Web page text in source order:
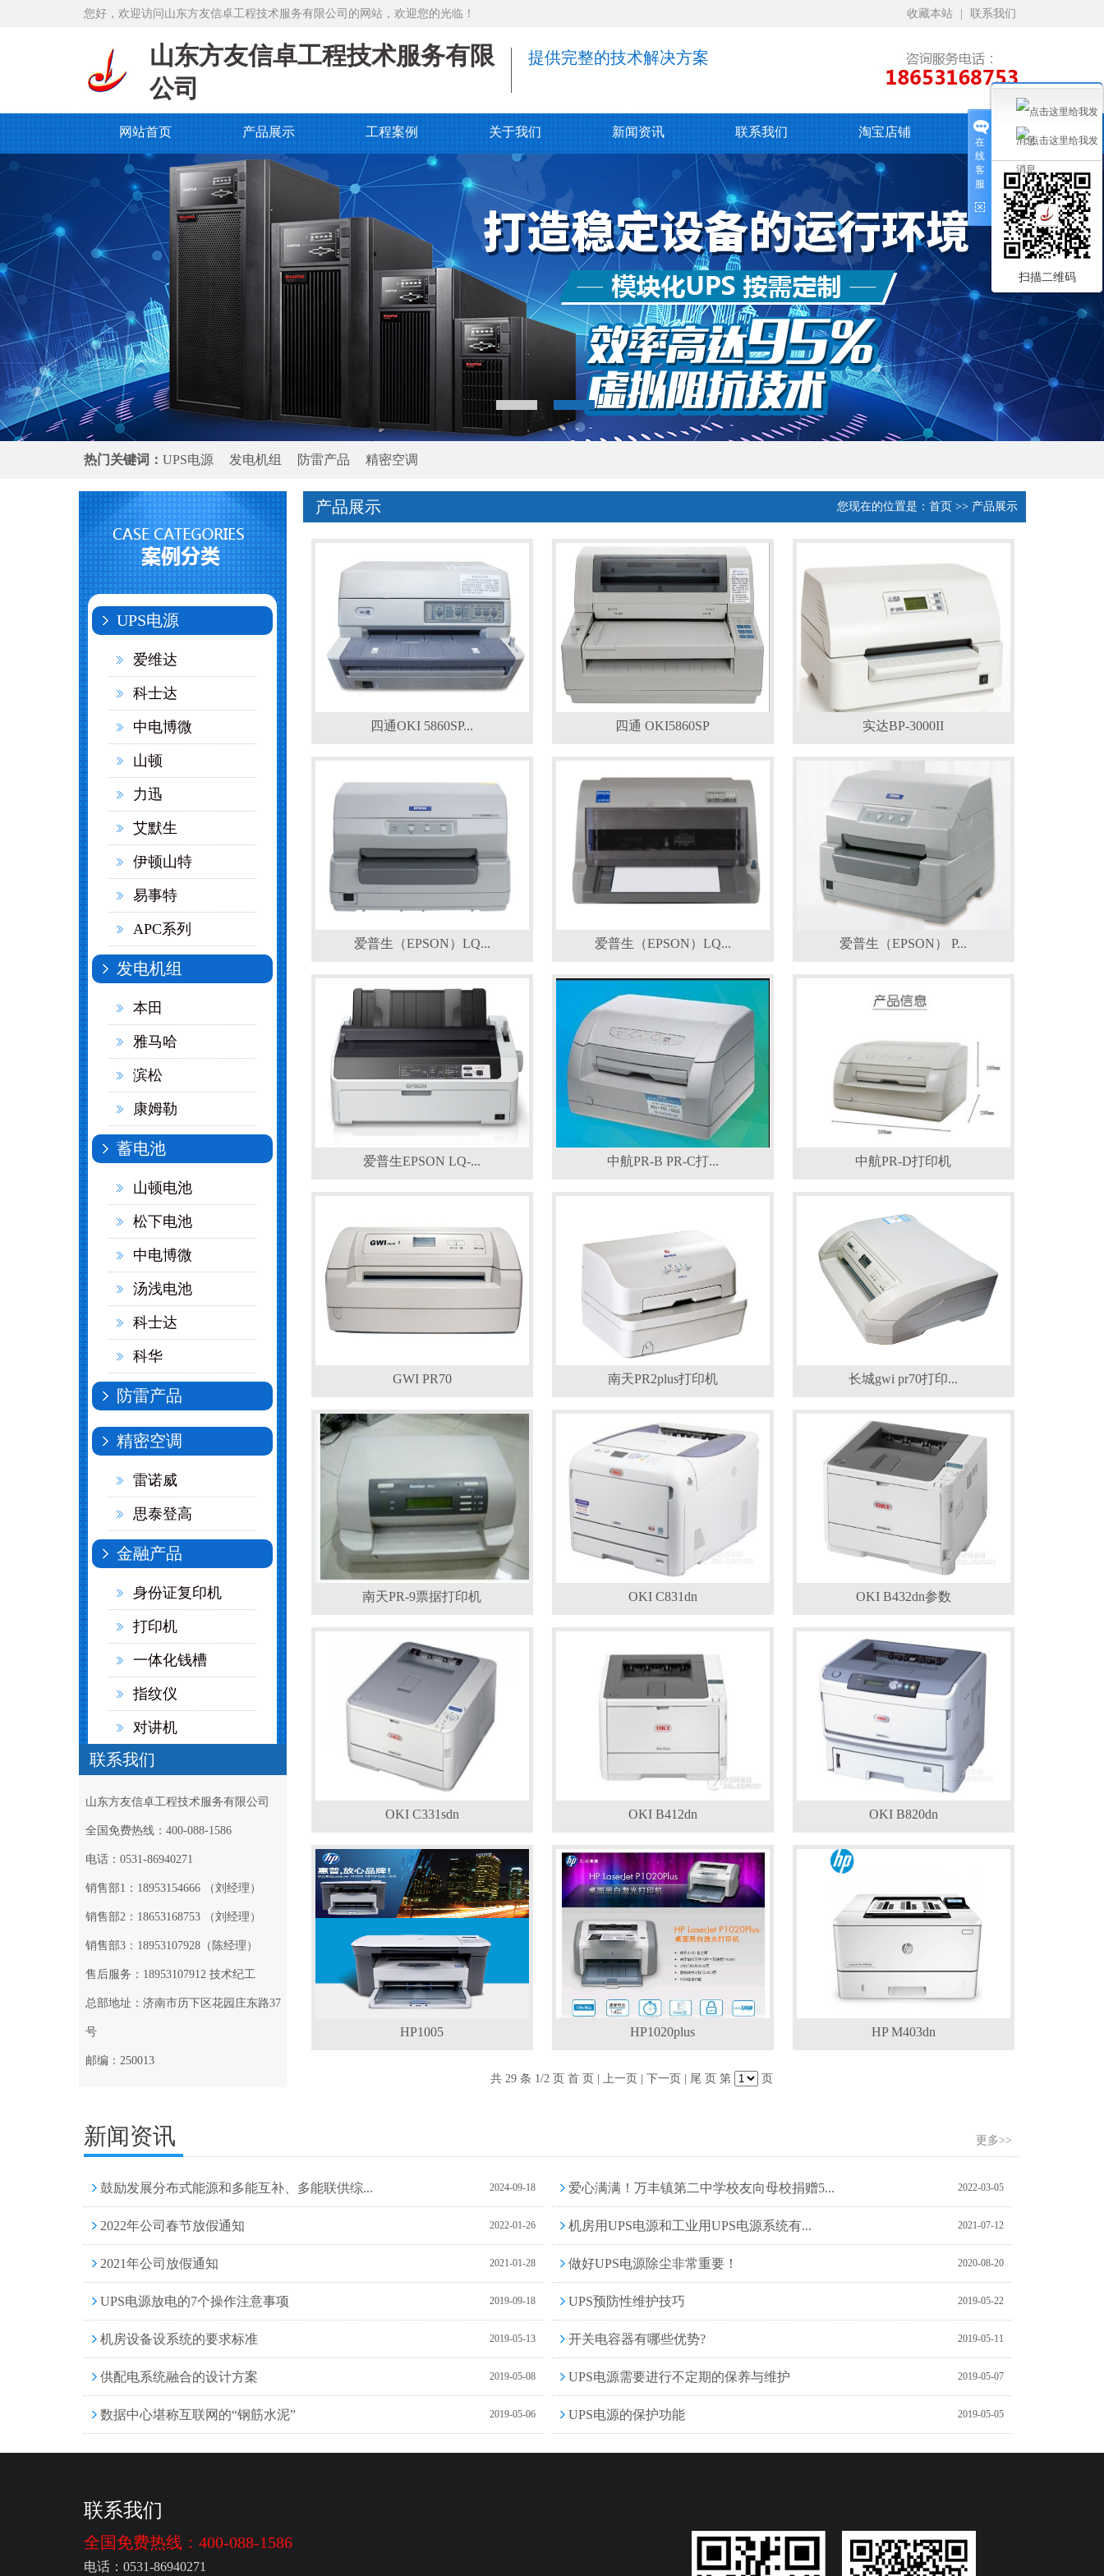
收藏本站 联系我们
您好，欢迎访问山东方友信卓工程技术服务有限公司的网站，欢迎您的光临！
山东方友信卓工程技术服务有限
公司
提供完整的技术解决方案
网站首页 产品展示 工程案例 关于我们 新闻资讯 联系我们 淘宝店铺
热门关键词： UPS电源 发电机组 防雷产品 精密空调
UPS电源
爱维达
科士达
中电博微
山顿
力迅
艾默生
伊顿山特
易事特
APC系列
发电机组
本田
雅马哈
滨松
康姆勒
蓄电池
山顿电池
松下电池
中电博微
汤浅电池
科士达
科华
防雷产品
精密空调
雷诺威
思泰登高
金融产品
身份证复印机
打印机
一体化钱槽
指纹仪
对讲机
长短波灯
密码键盘
神思身份证阅读器
打印机耗材
联系我们
山东方友信卓工程技术服务有限公司
全国免费热线：400-088-1586
电话：0531-86940271
销售部1：18953154666 （刘经理）
销售部2：18653168753 （刘经理）
销售部3：18953107928（陈经理）
售后服务：18953107912 技术纪工
总部地址：济南市历下区花园庄东路37
号
邮编：250013
您现在的位置是： 首页 >> 产品展示
产品展示
四通OKI 5860SP... 四通 OKI5860SP 实达BP-3000II
爱普生（EPSON）LQ... 爱普生（EPSON）LQ... 爱普生（EPSON） P...
爱普生EPSON LQ-... 中航PR-B PR-C打... 中航PR-D打印机
GWI PR70 南天PR2plus打印机 长城gwi pr70打印...
南天PR-9票据打印机 OKI C831dn OKI B432dn参数
OKI C331sdn OKI B412dn OKI B820dn
HP1005 HP1020plus HP M403dn
共 29 条 1/2 页 首 页 | 上一页 | 下一页 尾 页 第 页
更多>>
新闻资讯
2024-09-18
鼓励发展分布式能源和多能互补、多能联供综... 2022-03-05
爱心满满！万丰镇第二中学校友向母校捐赠5...
2022-01-26
2022年公司春节放假通知 2021-07-12
机房用UPS电源和工业用UPS电源系统有...
2021-01-28
2021年公司放假通知 2020-08-20
做好UPS电源除尘非常重要！
2019-09-18
UPS电源放电的7个操作注意事项 2019-05-22
UPS预防性维护技巧
2019-05-13
机房设备设系统的要求标准 2019-05-11
开关电容器有哪些优势?
2019-05-08
供配电系统融合的设计方案 2019-05-07
UPS电源需要进行不定期的保养与维护
2019-05-06
数据中心堪称互联网的“钢筋水泥” 2019-05-05
UPS电源的保护功能
联系我们
全国免费热线：400-088-1586
电话：0531-86940271
在
线
客
服
扫描二维码